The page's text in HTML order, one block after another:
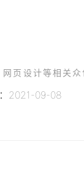
页设计等相关众
2021-09-08